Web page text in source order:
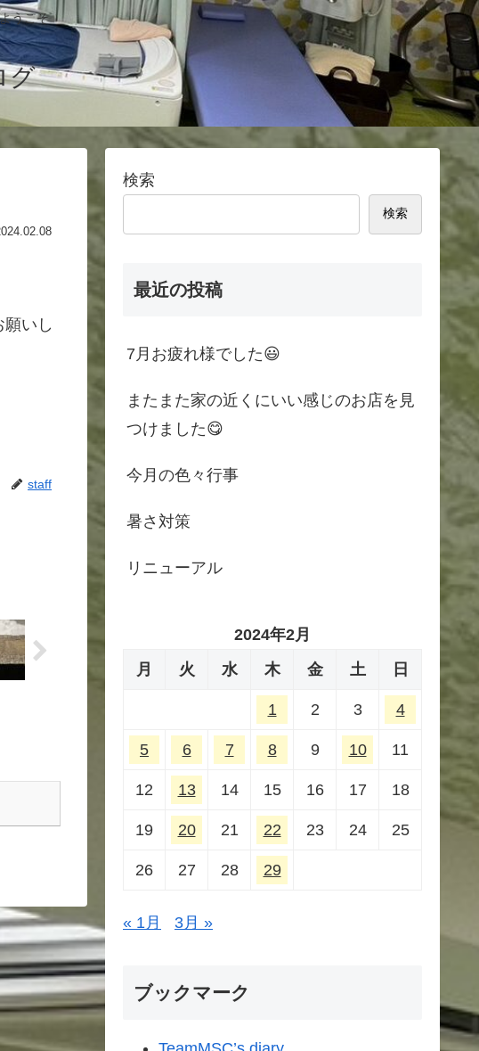
うこそ
グ
いし
staff
検索
検索
最近の投稿
7月お疲れ様でした😃
またまた家の近くにいい感じのお店を見
つけました😋
今月の色々行事
暑さ対策
リニューアル
2024年2月
月
火 水 木 金 土 日
1 2 3 4
5 6 7 8 9 10 11
12 13 14 15 16 17 18
19 20 21 22 23 24 25
26 27 28 29
« 1月 3月 »
ブックマーク